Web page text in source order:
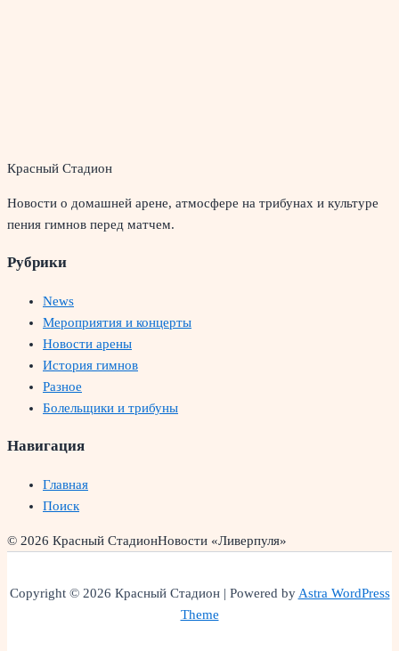
Красный Стадион
Новости о домашней арене, атмосфере на трибунах и культуре
пения гимнов перед матчем.
Рубрики
News
Мероприятия и концерты
Новости арены
История гимнов
Разное
Болельщики и трибуны
Навигация
Главная
Поиск
© 2026 Красный СтадионНовости «Ливерпуля»
Copyright © 2026 Красный Стадион | Powered byAstra WordPress
Theme